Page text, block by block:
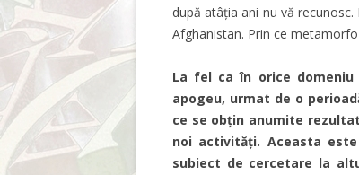
după atâția ani nu vă
Afghanistan. Prin ce
La fel ca în orice
apogeu, urmat de o
ce se obțin anumite
noi activități. Aceasta
subiect de cercetare la